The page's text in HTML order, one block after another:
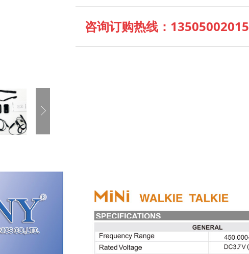
咨询订购热线：13505002015